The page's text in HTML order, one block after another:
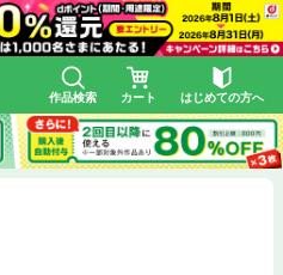
作品検索 カート はじめての方へ